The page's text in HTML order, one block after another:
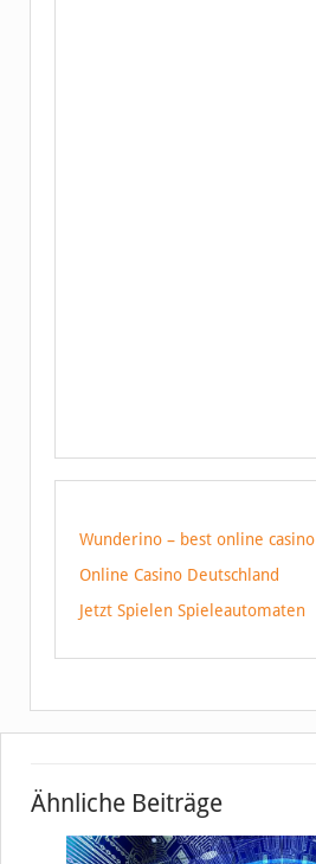
Wunderino – best online casino
Online Casino Deutschland
Jetzt Spielen Spieleautomaten
Ähnliche Beiträge